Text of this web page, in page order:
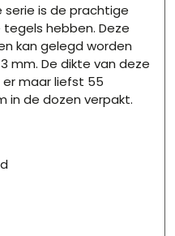
serie is de prachtige
hebben. Deze
kan gelegd worden
mm. De dikte van deze
er maar liefst 55
in de dozen verpakt.